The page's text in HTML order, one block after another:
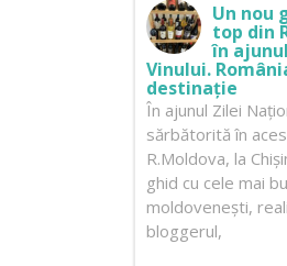
Un nou
top din
în
Vinului.
destinație
În ajunul Zilei
sărbătorită în
R.Moldova, la
ghid cu cele mai
moldovenești,
bloggerul,